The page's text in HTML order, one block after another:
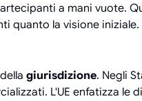
a mani vuote.
quanto la visione iniziale.
giurisdizione. Negli
L'UE enfatizza le